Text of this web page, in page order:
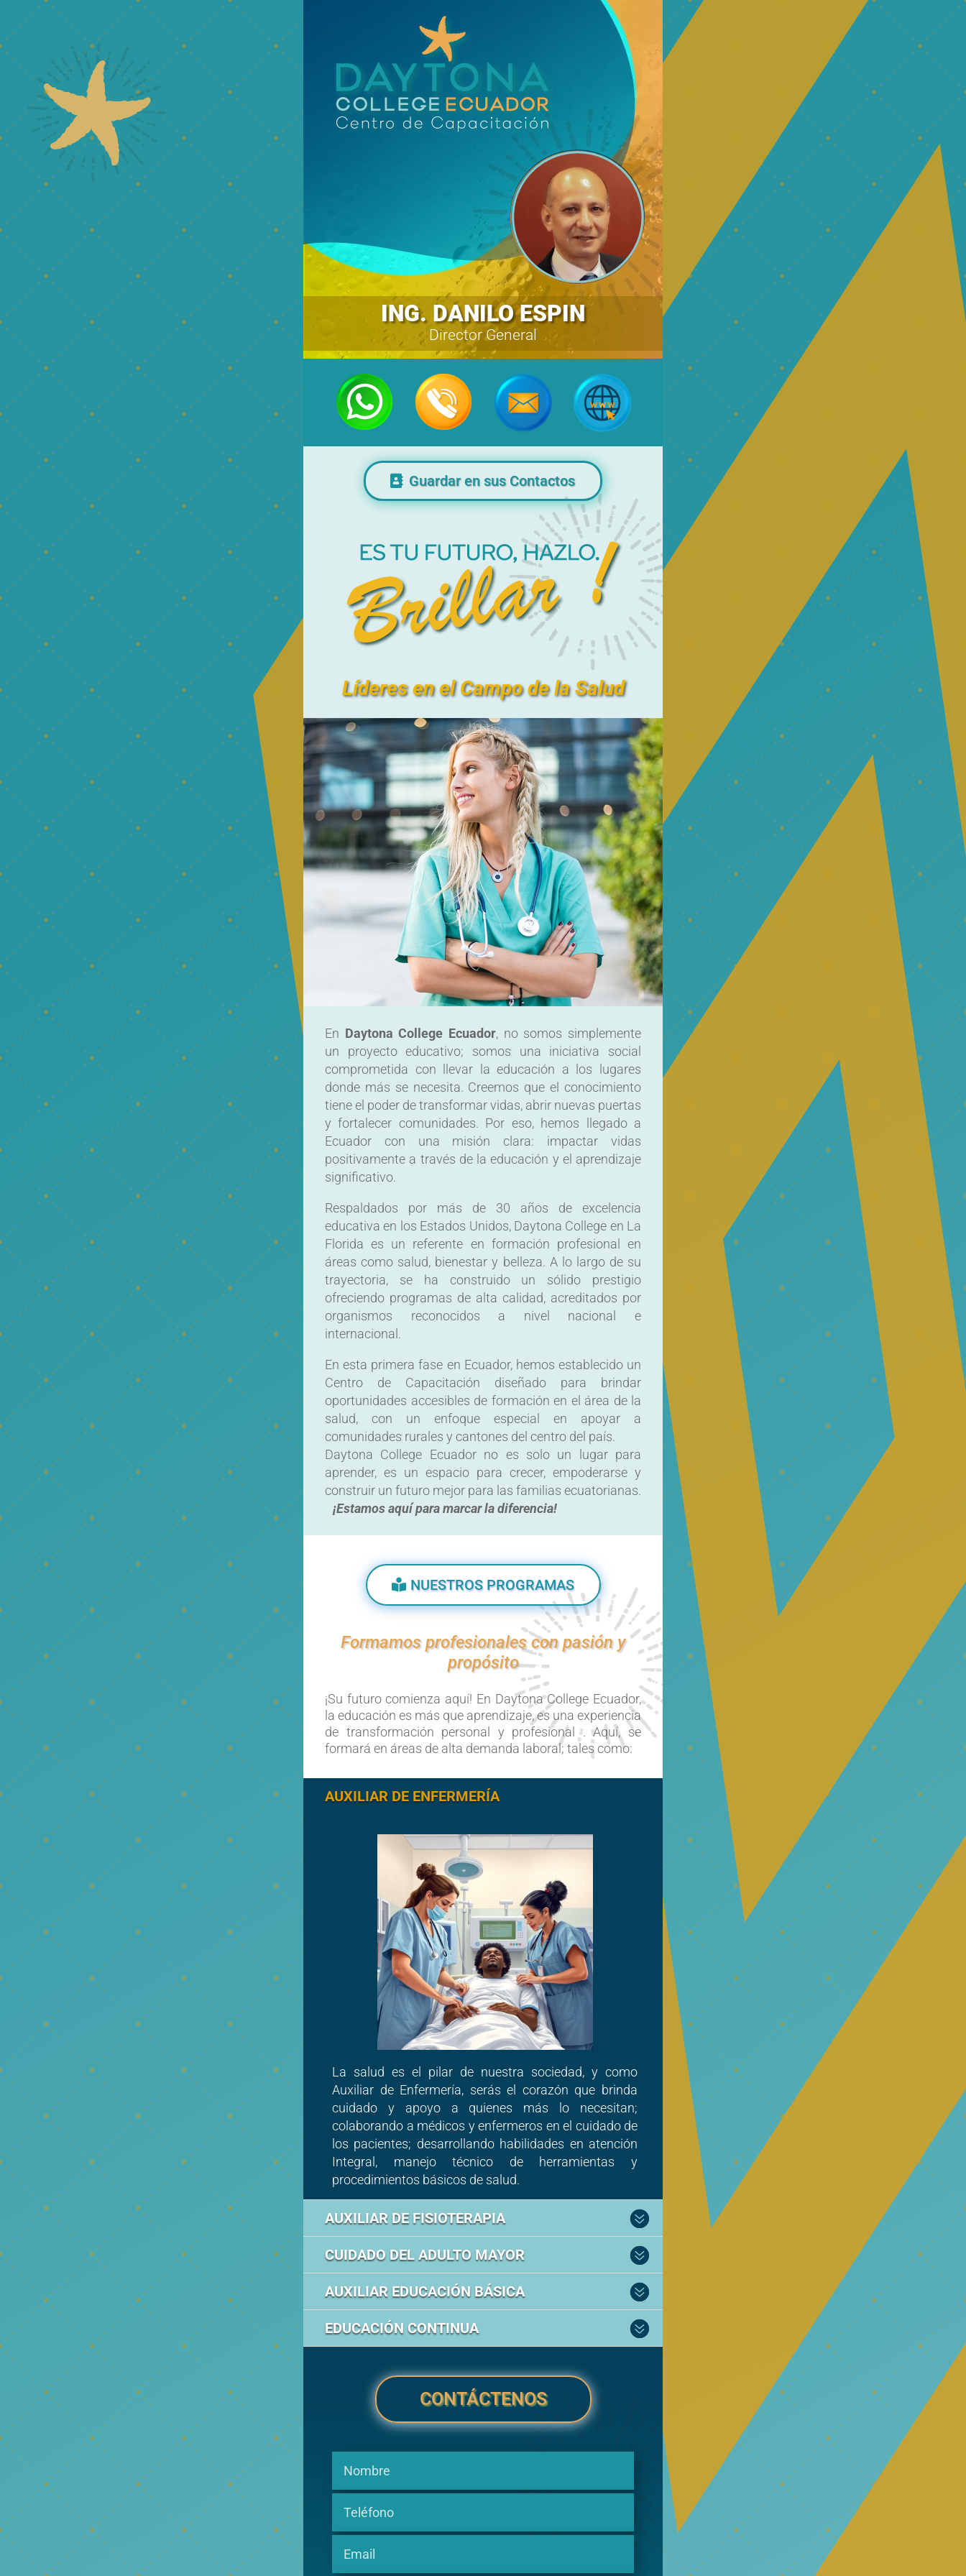
ING. DANILO ESPIN
Director General
Guardar en sus Contactos
Líderes en el Campo de la Salud
En Daytona College Ecuador, no somos simplemente
un proyecto educativo; somos una iniciativa social
comprometida con llevar la educación a los lugares
donde más se necesita. Creemos que el conocimiento
tiene el poder de transformar vidas, abrir nuevas puertas
y fortalecer comunidades. Por eso, hemos llegado a
Ecuador con una misión clara: impactar vidas
positivamente a través de la educación y el aprendizaje
significativo.
Respaldados por más de 30 años de excelencia
educativa en los Estados Unidos, Daytona College en La
Florida es un referente en formación profesional en
áreas como salud, bienestar y belleza. A lo largo de su
trayectoria, se ha construido un sólido prestigio
ofreciendo programas de alta calidad, acreditados por
organismos reconocidos a nivel nacional e
internacional.
En esta primera fase en Ecuador, hemos establecido un
Centro de Capacitación diseñado para brindar
oportunidades accesibles de formación en el área de la
salud, con un enfoque especial en apoyar a
comunidades rurales y cantones del centro del país.
Daytona College Ecuador no es solo un lugar para
aprender, es un espacio para crecer, empoderarse y
construir un futuro mejor para las familias ecuatorianas.
¡Estamos aquí para marcar la diferencia!
NUESTROS PROGRAMAS
Formamos profesionales con pasión y
propósito
¡Su futuro comienza aquí! En Daytona College Ecuador,
la educación es más que aprendizaje, es una experiencia
de transformación personal y profesional . Aquí, se
formará en áreas de alta demanda laboral; tales como:
AUXILIAR DE ENFERMERÍA
La salud es el pilar de nuestra sociedad, y como
Auxiliar de Enfermería, serás el corazón que brinda
cuidado y apoyo a quienes más lo necesitan;
colaborando a médicos y enfermeros en el cuidado de
los pacientes; desarrollando habilidades en atención
Integral, manejo técnico de herramientas y
procedimientos básicos de salud.
AUXILIAR DE FISIOTERAPIA
CUIDADO DEL ADULTO MAYOR
AUXILIAR EDUCACIÓN BÁSICA
EDUCACIÓN CONTINUA
CONTÁCTENOS